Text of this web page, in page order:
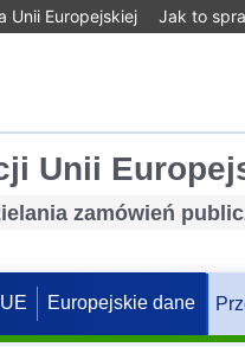
Unii Europejskiej Jak to
Unii
zamówień
Europejskie dane